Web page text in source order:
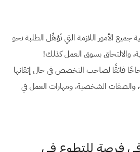
الأمور اللازمة التي تُؤهِّل الطلبة نحو
والالتحاق بسوق العمل كذلك!
فائقًا لصاحب التخصص في حال إتقانها
والصفات الشخصية، ومهارات العمل في
فرصة للتطوع في